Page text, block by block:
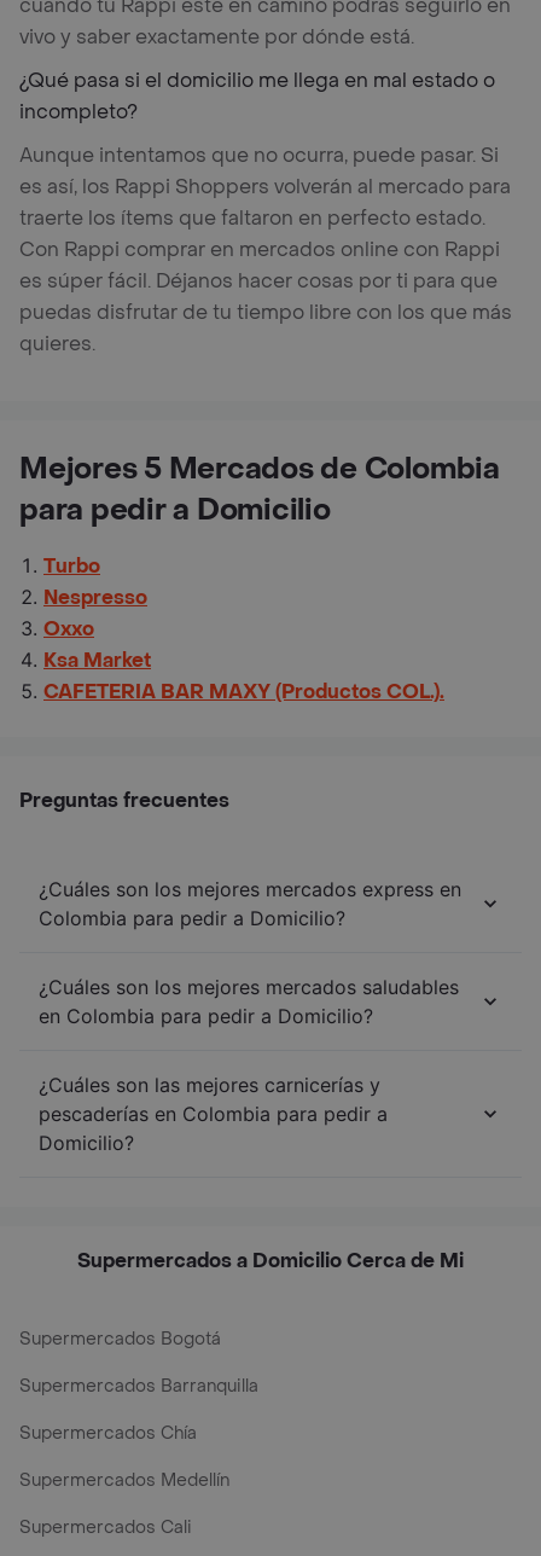
cuando tu Rappi esté en camino podrás seguirlo en
vivo y saber exactamente por dónde está.
¿Qué pasa si el domicilio me llega en mal estado o
incompleto?
Aunque intentamos que no ocurra, puede pasar. Si
es así, los Rappi Shoppers volverán al mercado para
traerte los ítems que faltaron en perfecto estado.
Con Rappi comprar en mercados online con Rappi
es súper fácil. Déjanos hacer cosas por ti para que
puedas disfrutar de tu tiempo libre con los que más
quieres.
Mejores 5 Mercados de Colombia
para pedir a Domicilio
Turbo
Nespresso
Oxxo
Ksa Market
CAFETERIA BAR MAXY (Productos COL.).
Preguntas frecuentes
¿Cuáles son los mejores mercados express en
Colombia para pedir a Domicilio?
¿Cuáles son los mejores mercados saludables
en Colombia para pedir a Domicilio?
¿Cuáles son las mejores carnicerías y
pescaderías en Colombia para pedir a
Domicilio?
Supermercados a Domicilio Cerca de Mi
Supermercados Bogotá
Supermercados Barranquilla
Supermercados Chía
Supermercados Medellín
Supermercados Cali